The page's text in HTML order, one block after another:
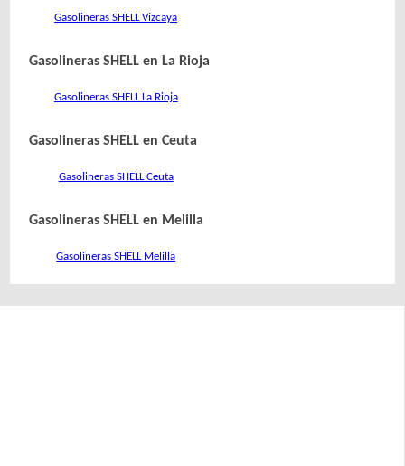
Gasolineras SHELL Vizcaya
Gasolineras SHELL en La Rioja
Gasolineras SHELL La Rioja
Gasolineras SHELL en Ceuta
Gasolineras SHELL Ceuta
Gasolineras SHELL en Melilla
Gasolineras SHELL Melilla